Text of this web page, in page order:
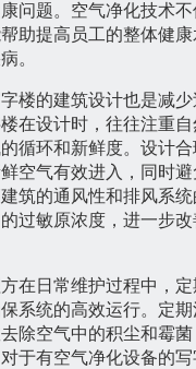
问题。空气净化技术
助提高员工的整体健
。
楼的建筑设计也是减
在设计时，往往注重
循环和新鲜度。设计
空气有效进入，同时
筑的通风性和排风系
过敏原浓度，进一步
在日常维护过程中，
系统的高效运行。定期
除空气中的积尘和霉
于有空气净化设备的